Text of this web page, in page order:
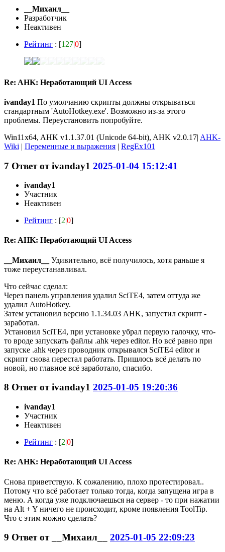
__Михаил__
Разработчик
Неактивен
Рейтинг : [127|0]
Re: AHK: Неработающий UI Access
ivanday1 По умолчанию скрипты должны открываться
стандартным 'AutoHotkey.exe'. Возможно из-за этого
проблемы. Переустановить попробуйте.
Win11x64, AHK v1.1.37.01 (Unicode 64-bit), AHK v2.0.17| AHK-
Wiki | Переменные и выражения | RegEx101
7 Ответ отivanday1 2025-01-04 15:12:41
ivanday1
Участник
Неактивен
Рейтинг : [2|0]
Re: AHK: Неработающий UI Access
__Михаил__
Удивительно, всё получилось, хотя раньше я
тоже переустанавливал.
Что сейчас сделал:
Через панель управления удалил SciTE4, затем оттуда же
удалил AutoHotkey.
Затем установил версию 1.1.34.03 AHK, запустил скрипт -
заработал.
Установил SciTE4, при установке убрал первую галочку, что-
то вроде запускать файлы .ahk через editor. Но всё равно при
запуске .ahk через проводник открывался SciTE4 editor и
скрипт снова перестал работать. Пришлось всё делать по
новой, но главное всё заработало, спасибо.
8 Ответ отivanday1 2025-01-05 19:20:36
ivanday1
Участник
Неактивен
Рейтинг : [2|0]
Re: AHK: Неработающий UI Access
Снова приветствую. К сожалению, плохо протестировал..
Потому что всё работает только тогда, когда запущена игра в
меню. А когда уже подключаешься на сервер - то при нажатии
на Alt + Y ничего не происходит, кроме появления ToolTip.
Что с этим можно сделать?
9 Ответ от __Михаил__ 2025-01-05 22:09:23